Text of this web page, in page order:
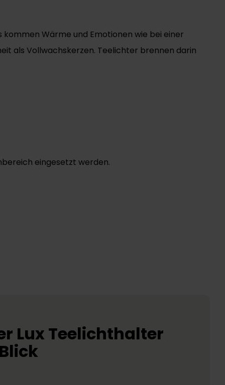
Wärme und Emotionen wie bei einer
als Vollwachskerzen. Teelichter brennen darin
eingesetzt werden.
Lux Teelichthalter